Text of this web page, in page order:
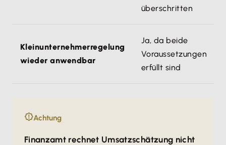
überschritten
Kleinunternehmerregelung
wieder anwendbar
Ja, da beide
Voraussetzungen
erfüllt sind
Achtung
Finanzamt rechnet Umsatzschätzung nicht